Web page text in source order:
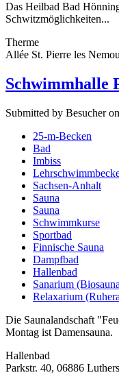
Das Heilbad Bad
Schwitzmöglichkeiten...
Therme
Allée St. Pierre les
Schwimmhalle
Submitted by Besucher
25-m-Becken
Bad
Imbiss
Sachsen-Anhalt
Sauna
Sauna
Schwimmkurse
Sportbad
Finnische Sauna
Dampfbad
Hallenbad
Sanarium
Relaxarium
Die Saunalandschaft
Montag ist Damensauna.
Hallenbad
Parkstr. 40, 06886